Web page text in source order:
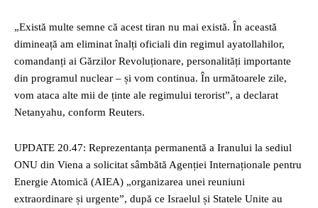
„Există multe semne că acest tiran nu mai există. În această
dimineață am eliminat înalți oficiali din regimul ayatollahilor,
comandanți ai Gărzilor Revoluționare, personalități importante
din programul nuclear – și vom continua. În următoarele zile,
vom ataca alte mii de ținte ale regimului terorist”, a declarat
Netanyahu, conform Reuters.
UPDATE 20.47: Reprezentanța permanentă a Iranului la sediul
ONU din Viena a solicitat sâmbătă Agenției Internaționale pentru
Energie Atomică (AIEA) „organizarea unei reuniuni
extraordinare și urgente”, după ce Israelul și Statele Unite au